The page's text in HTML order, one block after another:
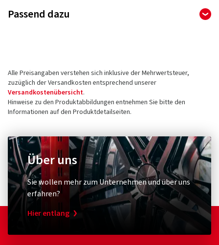
Continental Reifen Deutschland GmbH
Kontakt für Produktsicherheit (kein
Kundensupport)
Kontaktformular:https://www.continental-
Passend dazu
Fahrradpumpe
Schwalbe
Air-X-Plorer Standpumpe Clik Valve
mit Ventileinsätzen
(0)
XLC
Alle Preisangaben verstehen sich inklusive der Mehrwertsteuer,
zuzüglich der Versandkosten entsprechend unserer
Versandkostenübersicht.
Hinweise zu den Produktabbildungen entnehmen Sie bitte den
Informationen auf den Produktdetailseiten.
Über uns
Sie wollen mehr zum Unternehmen und über uns
erfahren?
Hier entlang